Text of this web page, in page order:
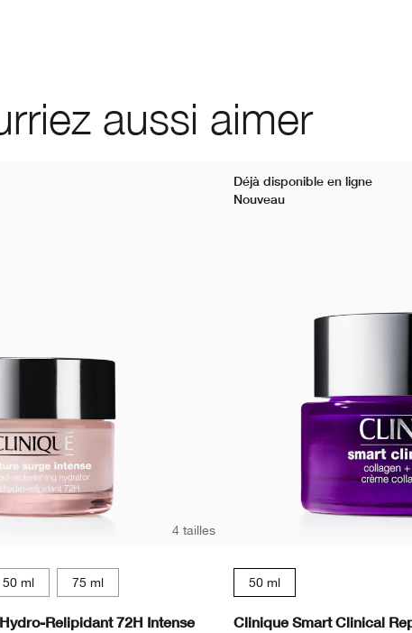
aussi aimer
4 tailles
50 ml 75 ml
Relipidant 72H Intense
Déjà disponible en ligne
Nouveau
50 ml
Clinique Smart Clinical